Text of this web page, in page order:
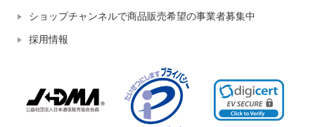
ショップチャンネルで商品販売希望の事業者募集中
採用情報